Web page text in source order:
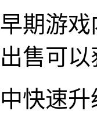
期游
售可
快速